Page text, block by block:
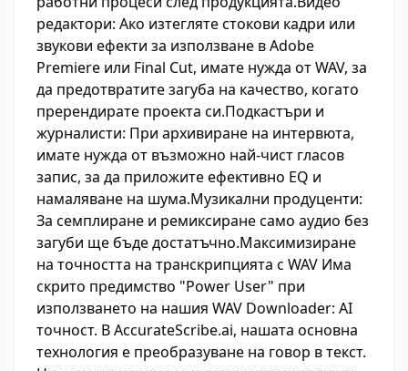
редактори: Ако изтегляте стокови кадри или
звукови ефекти за използване в Adobe
Premiere или Final Cut, имате нужда от WAV, за
да предотвратите загуба на качество, когато
пререндирате проекта си.Подкастъри и
журналисти: При архивиране на интервюта,
имате нужда от възможно най-чист гласов
запис, за да приложите ефективно EQ и
намаляване на шума.Музикални продуценти:
За семплиране и ремиксиране само аудио без
загуби ще бъде достатъчно.Максимизиране
на точността на транскрипцията с WAV Има
скрито предимство "Power User" при
използването на нашия WAV Downloader: AI
точност. В AccurateScribe.ai, нашата основна
технология е преобразуване на говор в текст.